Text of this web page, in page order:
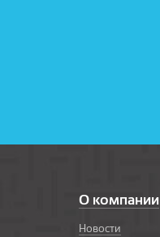
О компании
Новости